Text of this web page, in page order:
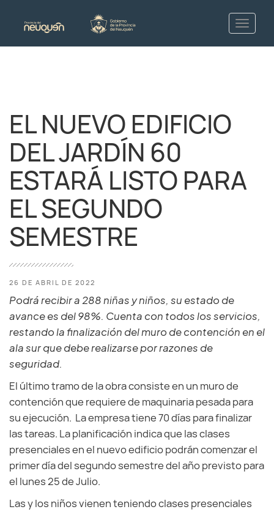
EL NUEVO EDIFICIO
DEL JARDÍN 60
ESTARÁ LISTO PARA
EL SEGUNDO
SEMESTRE
26 DE ABRIL DE 2022
Podrá recibir a 288 niñas y niños, su estado de
avance es del 98%. Cuenta con todos los servicios,
restando la finalización del muro de contención en el
ala sur que debe realizarse por razones de
seguridad.
El último tramo de la obra consiste en un muro de
contención que requiere de maquinaria pesada para
su ejecución. La empresa tiene 70 días para finalizar
las tareas. La planificación indica que las clases
presenciales en el nuevo edificio podrán comenzar el
primer día del segundo semestre del año previsto para
el lunes 25 de Julio.
Las y los niños vienen teniendo clases presenciales